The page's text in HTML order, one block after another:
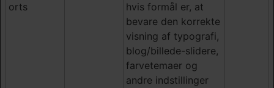
orts
hvis formål er, at
bevare den korrekte
visning af typografi,
blog/billede-slidere,
farvetemaer og
andre indstillinger